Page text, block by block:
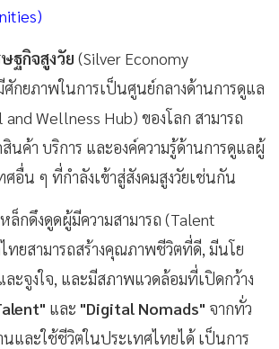
ฐกิจสูงวัย (Silver Economy
กยภาพในการเป็นศูนย์กลางด้านการดูแล
Wellness Hub) ของโลก สามารถ
ค้า บริการ และองค์ความรู้ด้านการดูแลผู้
ศอื่น ๆ ที่กำลังเข้าสู่สังคมสูงวัยเช่นกัน
ล็กดึงดูดผู้มีความสามารถ (Talent
ทยสามารถสร้างคุณภาพชีวิตที่ดี, มีนโย
ะจูงใจ, และมีสภาพแวดล้อมที่เปิดกว้าง
และ "Digital Nomads" จากทั่ว
นและใช้ชีวิตในประเทศไทยได้ เป็นการ